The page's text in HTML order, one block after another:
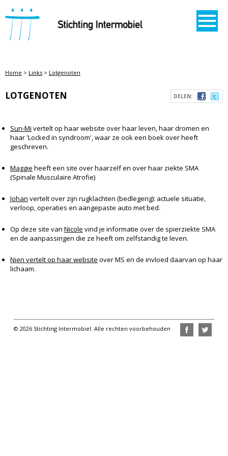
STICHTING INTERMOBIEL
Home > Links > Lotgenoten
DELEN:
LOTGENOTEN
Sun-Mi vertelt op haar website over haar leven, haar dromen en
haar 'Locked in syndroom', waar ze ook een boek over heeft
geschreven.
Maggie heeft een site over haarzelf en over haar ziekte SMA
(Spinale Musculaire Atrofie)
Johan vertelt over zijn rugklachten (bedlegerig): actuele situatie,
verloop, operaties en aangepaste auto met bed.
Op deze site van Nicole vind je informatie over de spierziekte SMA
en de aanpassingen die ze heeft om zelfstandig te leven.
Nien vertelt op haar website over MS en de invloed daarvan op haar
lichaam.
© 2026 Stichting Intermobiel. Alle rechten voorbehouden